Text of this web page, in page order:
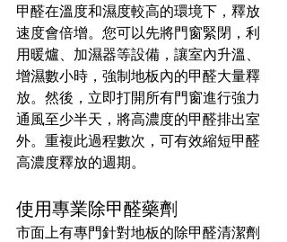
甲醛在溫度和濕度較高的環境下，釋放
速度會倍增。您可以先將門窗緊閉，利
用暖爐、加濕器等設備，讓室內升溫、
增濕數小時，強制地板內的甲醛大量釋
放。然後，立即打開所有門窗進行強力
通風至少半天，將高濃度的甲醛排出室
外。重複此過程數次，可有效縮短甲醛
高濃度釋放的週期。
使用專業除甲醛藥劑
市面上有專門針對地板的除甲醛清潔劑